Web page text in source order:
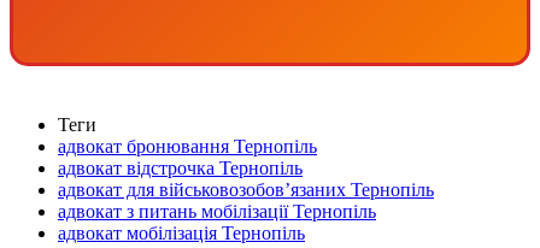
Теги
адвокат бронювання Тернопіль
адвокат відстрочка Тернопіль
адвокат для військовозобов’язаних Тернопіль
адвокат з питань мобілізації Тернопіль
адвокат мобілізація Тернопіль